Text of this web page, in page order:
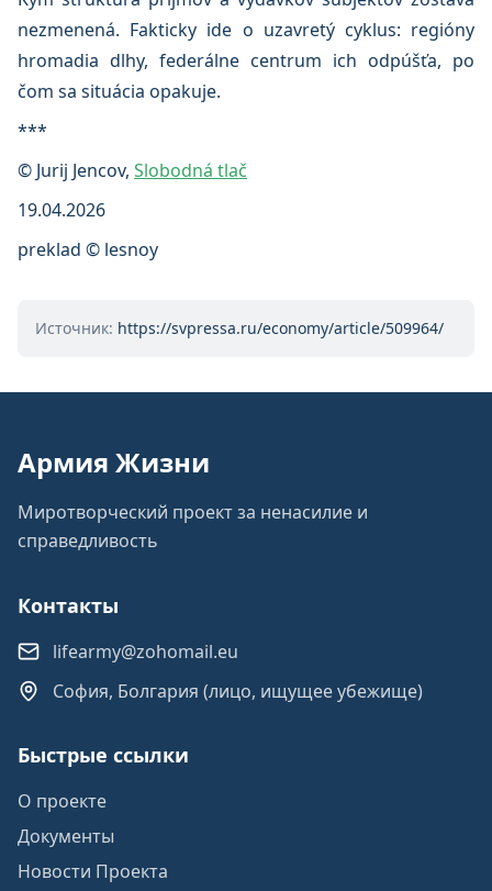
nezmenená. Fakticky ide o uzavretý cyklus: regióny
hromadia dlhy, federálne centrum ich odpúšťa, po
čom sa situácia opakuje.
***
© Jurij Jencov, Slobodná tlač
19.04.2026
preklad © lesnoy
Источник: https://svpressa.ru/economy/article/509964/
Армия Жизни
Миротворческий проект за ненасилие и
справедливость
Контакты
lifearmy@zohomail.eu
София, Болгария (лицо, ищущее убежище)
Быстрые ссылки
О проекте
Документы
Новости Проекта